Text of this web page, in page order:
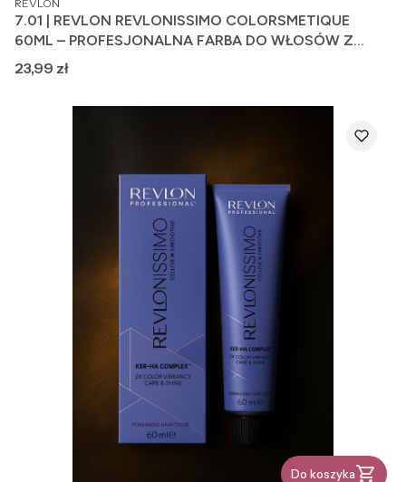
REVLON
7.01 | REVLON REVLONISSIMO COLORSMETIQUE
60ML – PROFESJONALNA FARBA DO WŁOSÓW Z
FORMUŁĄ PIELĘGNUJĄCĄ
Cena
23,99 zł
Do koszyka